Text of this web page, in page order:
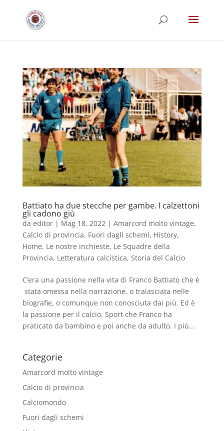
Battiato ha due stecche per gambe. I calzettoni
gli cadono giù
da editor| Mag 18, 2022 | Amarcord molto vintage,
Calcio di provincia, Fuori dagli schemi, History,
Home, Le nostre inchieste, Le Squadre della
Provincia, Letteratura calcistica, Storia del Calcio
C’era una passione nella vita di Franco Battiato che è
stata omessa nella narrazione, o tralasciata nelle
biografie, o comunque non conosciuta dai più. Ed è
la passione per il calcio. Sport che Franco ha
praticato da bambino e poi anche da adulto. I più...
Categorie
Amarcord molto vintage
Calcio di provincia
Calciomondo
Fuori dagli schemi